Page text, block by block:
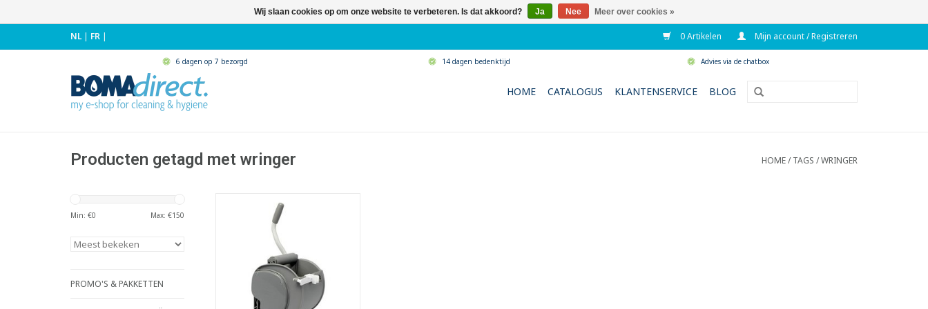
NL| FR | 0 Artikelen Mijn account / Registreren
6 dagen op 7 bezorgd 14 dagen bedenktijd Advies via de chatbox
HOME CATALOGUS KLANTENSERVICE BLOG
Producten getagd met wringer HOME/TAGS /WRINGER
Min: €0 Max: €150
PROMO'S & PAKKETTEN
bodem.
- Geschikt voor het uitwringen
van vlakmoppen.
- Ook geschikt voor sommige
tapijtpads.
- Met verstelbare rol voor
verschillende pers-vereisten:
Wij slaan cookies op om onze website te verbeteren. Is dat akkoord? Ja Nee Meer over cookies »